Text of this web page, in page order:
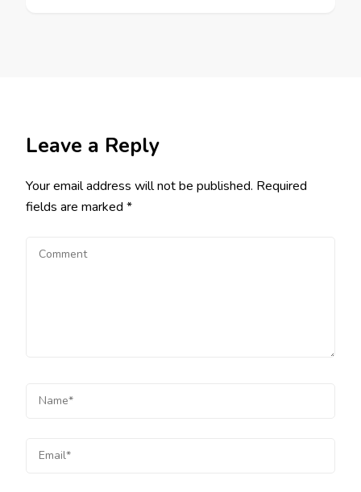
Leave a Reply
Your email address will not be published. Required
fields are marked *